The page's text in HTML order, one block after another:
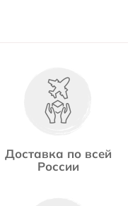
Доставка по всей
России